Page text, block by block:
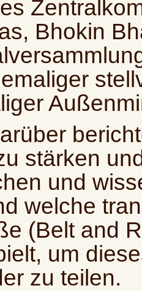
Bhokin
stärken
und
welche
(Belt and
um
zu teilen.